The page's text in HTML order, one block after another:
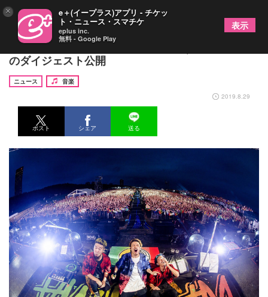
WANIMA「S2O」とコラボした幕張ずぶぬれライブ
のダイジェスト公開
ニュース
音楽
2019.8.29
ポスト シェア 送る
× e＋(イープラス)アプリ - チケッ
ト・ニュース・スマチケ
eplus inc.
無料 - Google Play
表示